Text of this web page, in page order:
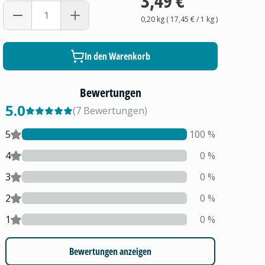
0,20 kg( 17,45 €/ 1 kg)
In den Warenkorb
Bewertungen
5.0 (7 Bewertungen)
5
100 %
4
0 %
3
0 %
2
0 %
1
0 %
Bewertungen anzeigen